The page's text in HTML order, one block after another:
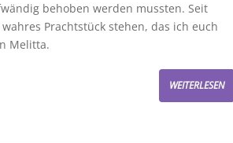
behoben werden mussten. Seit
Prachtstück stehen, das ich euch
Melitta.
WEITERLESEN